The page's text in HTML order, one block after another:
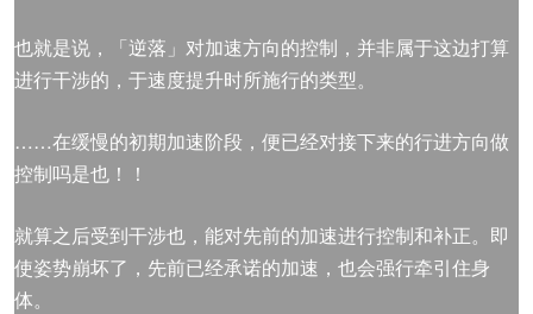
也就是说，「逆落」对加速方向的控制，并非属于这边打算
进行干涉的，于速度提升时所施行的类型。
……在缓慢的初期加速阶段，便已经对接下来的行进方向做
控制吗是也！！
就算之后受到干涉也，能对先前的加速进行控制和补正。即
使姿势崩坏了，先前已经承诺的加速，也会强行牵引住身
体。